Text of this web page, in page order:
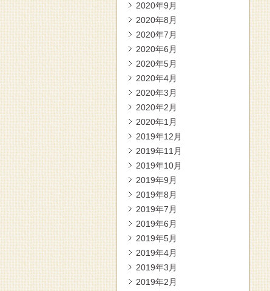
2020年9月
2020年8月
2020年7月
2020年6月
2020年5月
2020年4月
2020年3月
2020年2月
2020年1月
2019年12月
2019年11月
2019年10月
2019年9月
2019年8月
2019年7月
2019年6月
2019年5月
2019年4月
2019年3月
2019年2月